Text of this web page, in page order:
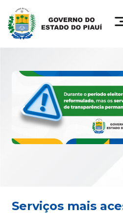
Serviços mais